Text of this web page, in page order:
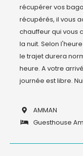
récupérer vos
récupérés, il vous
chauffeur qui vous
la nuit. Selon
le trajet durera
heure. A votre
journée est libre.
AMMAN
Guesthouse